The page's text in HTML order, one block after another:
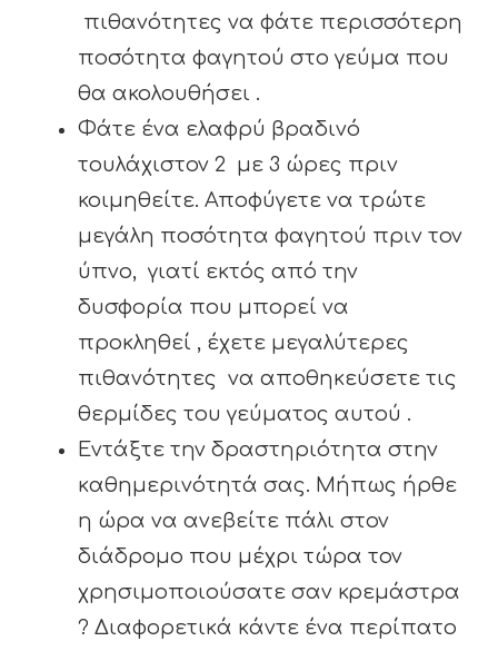
πιθανότητες να φάτε περισσότερη
ποσότητα φαγητού στο γεύμα που
θα ακολουθήσει .
Φάτε ένα ελαφρύ βραδινό
τουλάχιστον 2 με 3 ώρες πριν
κοιμηθείτε. Αποφύγετε να τρώτε
μεγάλη ποσότητα φαγητού πριν τον
ύπνο, γιατί εκτός από την
δυσφορία που μπορεί να
προκληθεί , έχετε μεγαλύτερες
πιθανότητες να αποθηκεύσετε τις
θερμίδες του γεύματος αυτού .
Εντάξτε την δραστηριότητα στην
καθημερινότητά σας. Μήπως ήρθε
η ώρα να ανεβείτε πάλι στον
διάδρομο που μέχρι τώρα τον
χρησιμοποιούσατε σαν κρεμάστρα
? Διαφορετικά κάντε ένα περίπατο